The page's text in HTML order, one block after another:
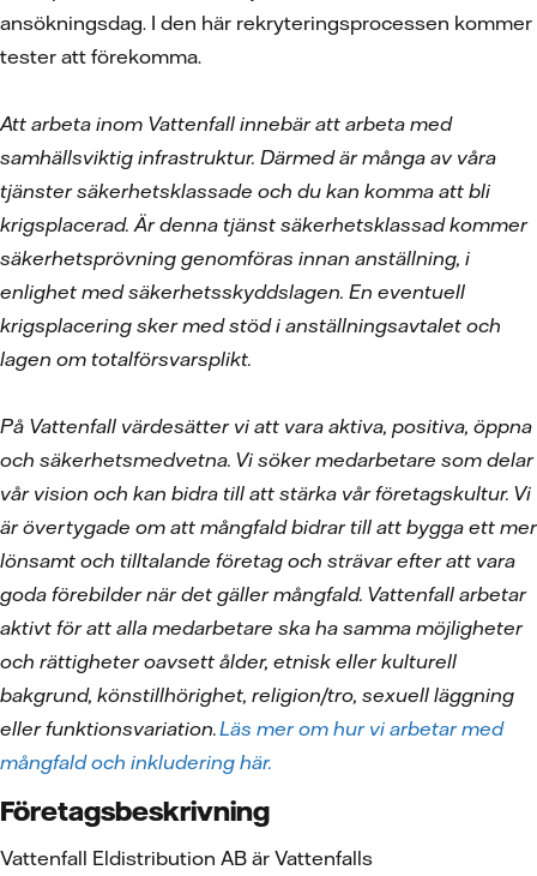
ansökningsdag. I den här rekryteringsprocessen kommer
tester att förekomma.
Att arbeta inom Vattenfall innebär att arbeta med
samhällsviktig infrastruktur. Därmed är många av våra
tjänster säkerhetsklassade och du kan komma att bli
krigsplacerad. Är denna tjänst säkerhetsklassad kommer
säkerhetsprövning genomföras innan anställning, i
enlighet med säkerhetsskyddslagen. En eventuell
krigsplacering sker med stöd i anställningsavtalet och
lagen om totalförsvarsplikt.
På Vattenfall värdesätter vi att vara aktiva, positiva, öppna
och säkerhetsmedvetna. Vi söker medarbetare som delar
vår vision och kan bidra till att stärka vår företagskultur. Vi
är övertygade om att mångfald bidrar till att bygga ett mer
lönsamt och tilltalande företag och strävar efter att vara
goda förebilder när det gäller mångfald. Vattenfall arbetar
aktivt för att alla medarbetare ska ha samma möjligheter
och rättigheter oavsett ålder, etnisk eller kulturell
bakgrund, könstillhörighet, religion/tro, sexuell läggning
eller funktionsvariation.Läs mer om hur vi arbetar med
mångfald och inkludering här.
Företagsbeskrivning
Vattenfall Eldistribution AB är Vattenfalls